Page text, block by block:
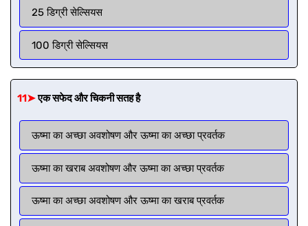
25 डिग्री सेल्सियस
100 डिग्री सेल्सियस
11➤एक सफेद और चिकनी सतह है
ऊष्मा का अच्छा अवशोषण और ऊष्मा का अच्छा प्रवर्तक
ऊष्मा का खराब अवशोषण और ऊष्मा का अच्छा प्रवर्तक
ऊष्मा का अच्छा अवशोषण और ऊष्मा का खराब प्रवर्तक